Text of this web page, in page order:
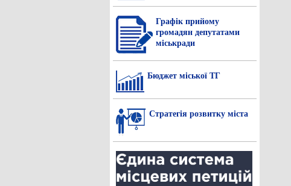
Графік прийому
громадян депутатами
міськради
Бюджет міської ТГ
Стратегія розвитку міста